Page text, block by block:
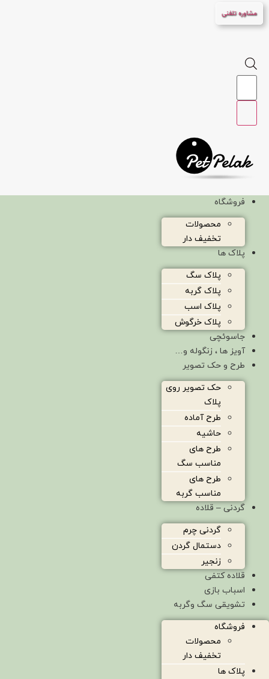
پرش
به
مشاوره تلفنی
Products
فروشگاه
محصولات
تخفیف دار
پلاک ها
پلاک سگ
پلاک گربه
پلاک اسب
پلاک خرگوش
جاسوئچی
آویز ها ، زنگوله و…
طرح و حک تصویر
حک تصویر روی
پلاک
طرح آماده
حاشیه
طرح های
مناسب سگ
طرح های
مناسب گربه
گردنی – قلاده
گردنی چرم
دستمال گردن
زنجیر
قلاده کتفی
اسباب بازی
تشویقی سگ وگربه
فروشگاه
محصولات
تخفیف دار
پلاک ها